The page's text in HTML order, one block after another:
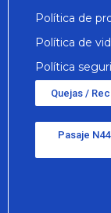
Política de
Política de
Política
Quejas /
Pasaje